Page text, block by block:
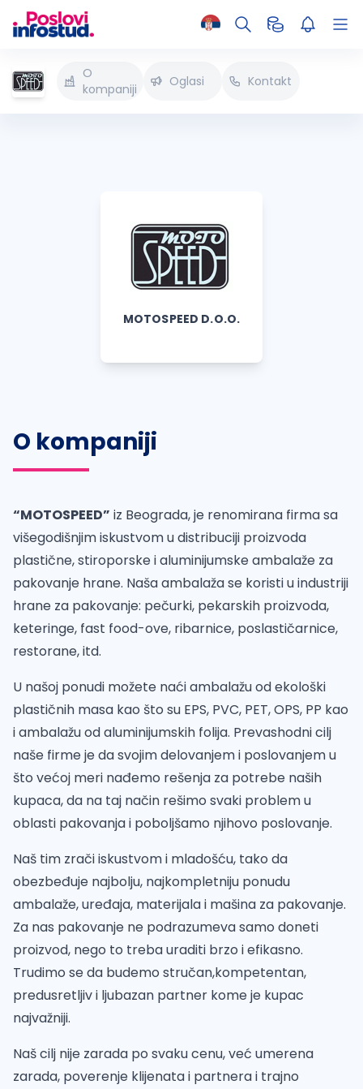
O
kompaniji
Oglasi Kontakt
MOTOSPEED D.O.O.
O kompaniji
“MOTOSPEED” iz Beograda, je renomirana firma sa
višegodišnjim iskustvom u distribuciji proizvoda
plastične, stiroporske i aluminijumske ambalaže za
pakovanje hrane. Naša ambalaža se koristi u industriji
hrane za pakovanje: pečurki, pekarskih proizvoda,
keteringe, fast food-ove, ribarnice, poslastičarnice,
restorane, itd.
U našoj ponudi možete naći ambalažu od ekološki
plastičnih masa kao što su EPS, PVC, PET, OPS, PP kao
i ambalažu od aluminijumskih folija. Prevashodni cilj
naše firme je da svojim delovanjem i poslovanjem u
što većoj meri nađemo rešenja za potrebe naših
kupaca, da na taj način rešimo svaki problem u
oblasti pakovanja i poboljšamo njihovo poslovanje.
Naš tim zrači iskustvom i mladošću, tako da
obezbeđuje najbolju, najkompletniju ponudu
ambalaže, uređaja, materijala i mašina za pakovanje.
Za nas pakovanje ne podrazumeva samo doneti
proizvod, nego to treba uraditi brzo i efikasno.
Trudimo se da budemo stručan,kompetentan,
predusretljiv i ljubazan partner kome je kupac
najvažniji.
Naš cilj nije zarada po svaku cenu, već umerena
zarada, poverenje klijenata i partnera i trajno